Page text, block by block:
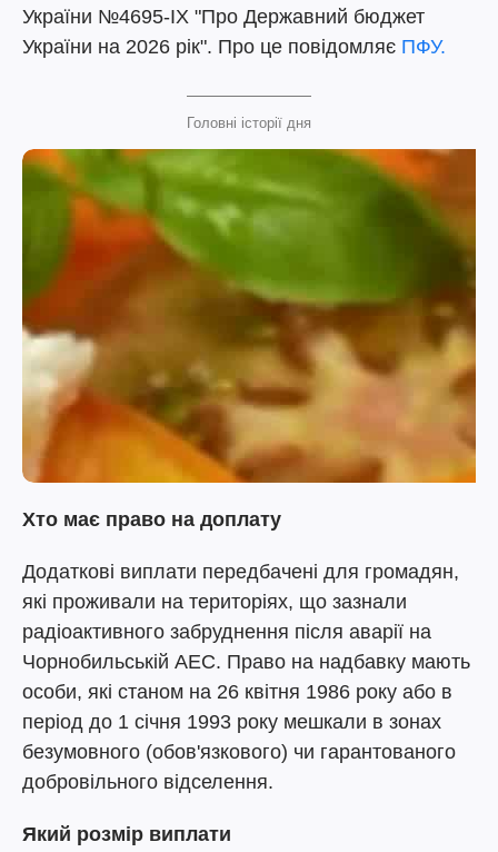
України №4695-IX "Про Державний бюджет
України на 2026 рік". Про це повідомляє ПФУ.
Головні історії дня
Хто має право на доплату
Додаткові виплати передбачені для громадян,
які проживали на територіях, що зазнали
радіоактивного забруднення після аварії на
Чорнобильській АЕС. Право на надбавку мають
особи, які станом на 26 квітня 1986 року або в
період до 1 січня 1993 року мешкали в зонах
безумовного (обов'язкового) чи гарантованого
добровільного відселення.
Який розмір виплати